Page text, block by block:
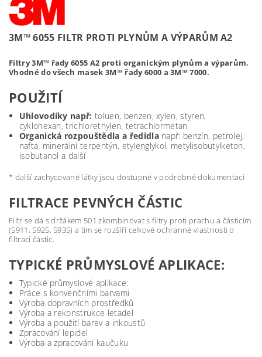
3M™ 6055 FILTR PROTI PLYNŮM A VÝPARŮM A2
Filtry 3M™ řady 6055 A2 proti organickým plynům a výparům.
Vhodné do všech masek 3M™ řady 6000 a 3M™ 7000.
POUŽITÍ
Uhlovodíky např: toluen, benzen, xylen, styren,
cyklohexan, trichlorethylen, tetrachlormetan
Organická rozpouštědla a ředidlanapř: benzín, petrolej,
nafta, minerální terpentýn, etylenglykol, metylisobutylketon,
isobutanol a další
* další zachycované látky jsou dostupné v podrobné dokumentaci
FILTRACE PEVNÝCH ČÁSTIC
Filtr se dá s držákem 501 zkombinovat s filtry proti prachu a částicím
(5911, 5925, 5935) a tím se rozšíří celkové ochranné vlastnosti o
filtraci částic.
TYPICKÉ PRŮMYSLOVÉ APLIKACE:
Typické průmyslové aplikace:
Práce s konvenčními barvami
Výroba dopravních prostředků
Výroba a rekonstrukce letadel
Výroba a použití barev a inkoustů
Zpracování lepidel
Výroba a zpracování kaučuku